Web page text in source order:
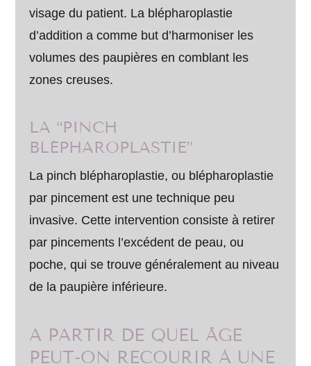
visage du patient. La blépharoplastie
d’addition a comme but d’harmoniser les
volumes des paupières en comblant les
zones creuses.
LA “PINCH
BLÉPHAROPLASTIE”
La pinch blépharoplastie, ou blépharoplastie
par pincement est une technique peu
invasive. Cette intervention consiste à retirer
par pincements l’excédent de peau, ou
poche, qui se trouve généralement au niveau
de la paupière inférieure.
A PARTIR DE QUEL ÂGE
PEUT-ON RECOURIR À UNE